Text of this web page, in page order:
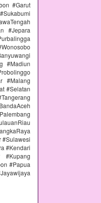
#Garut
#Jepara
#Madiun
#Malang
#Selatan
#Sulawesi
#Kendari
#Kupang
#Papua